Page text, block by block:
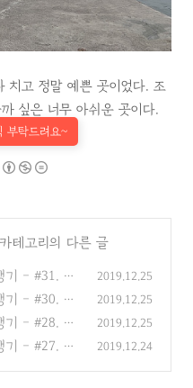
치고 정말 예쁜 곳이었다. 조
싶은 너무 아쉬운 곳이다.
부탁드려요~
테고리의 다른 글
기 - #31. 하
페라 하우스
2019.12.25
기 - #30. 하
이 프리미엄
2019.12.25
기 - #28. 하
프리미엄
2019.12.25
기 - #27. 하
2019.12.24